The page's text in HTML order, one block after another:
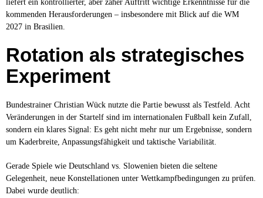
liefert ein kontrollierter, aber zäher Auftritt wichtige Erkenntnisse für die
kommenden Herausforderungen – insbesondere mit Blick auf die WM
2027 in Brasilien.
Rotation als strategisches
Experiment
Bundestrainer Christian Wück nutzte die Partie bewusst als Testfeld. Acht
Veränderungen in der Startelf sind im internationalen Fußball kein Zufall,
sondern ein klares Signal: Es geht nicht mehr nur um Ergebnisse, sondern
um Kaderbreite, Anpassungsfähigkeit und taktische Variabilität.
Gerade Spiele wie Deutschland vs. Slowenien bieten die seltene
Gelegenheit, neue Konstellationen unter Wettkampfbedingungen zu prüfen.
Dabei wurde deutlich: